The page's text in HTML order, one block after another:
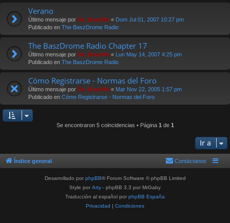
Verano
Último mensaje por Da_BaszMo « Dom Jul 01, 2007 10:27 pm
Publicado en The BaszDrome Radio
The BaszDrome Radio Chapter 17
Último mensaje por Da_BaszMo « Lun May 14, 2007 4:25 pm
Publicado en The BaszDrome Radio
Cómo Registrarse - Normas del Foro
Último mensaje por Da_BaszMo « Mar Nov 22, 2005 1:57 pm
Publicado en Cómo Registrarse - Normas del Foro
Se encontraron 5 coincidencias • Página 1 de 1
Ir a
Índice general Contáctanos
Desarrollado por phpBB® Forum Software © phpBB Limited
Style por Arty - phpBB 3.3 por MrGaby
Traducción al español por phpBB España
Privacidad | Condiciones